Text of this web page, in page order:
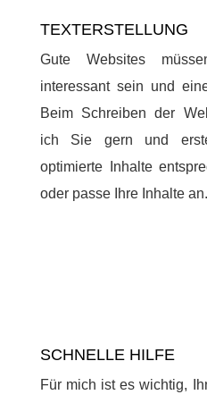
TEXTERSTELLUNG
Gute Websites
interessant sein und
Beim Schreiben der
ich Sie gern und
optimierte Inhalte
oder passe Ihre Inhalte an.
SCHNELLE HILFE
Für mich ist es wichtig,